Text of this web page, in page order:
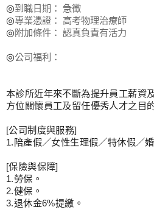
◎到職日期： 急徵
◎專業憑證：
高考物理治療師
◎附加條件： 認真負責有活力
◎公司福利：
本診所近年來不斷為提升員工薪資
方位關懷員工及留任優秀人才之目
[公司制度與服務]
1. 陪產假／女性生理假／特休假／
[保險與保障]
1.勞保。
2.健保。
3.退休金6%提繳。